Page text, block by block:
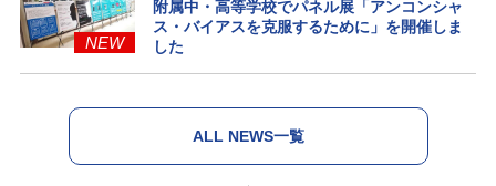
NEW
附属中・高等学校でパネル展「アンコンシャ
ス・バイアスを克服するために」を開催しま
した
ALL NEWS一覧